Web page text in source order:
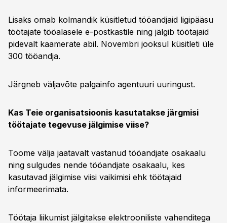
Lisaks omab kolmandik küsitletud tööandjaid ligipääsu
töötajate tööalasele e-postkastile ning jälgib töötajaid
pidevalt kaamerate abil. Novembri jooksul küsitleti üle
300 tööandja.
Järgneb väljavõte palgainfo agentuuri uuringust.
Kas Teie organisatsioonis kasutatakse järgmisi
töötajate tegevuse jälgimise viise?
Toome välja jaatavalt vastanud tööandjate osakaalu
ning sulgudes nende tööandjate osakaalu, kes
kasutavad jälgimise viisi vaikimisi ehk töötajaid
informeerimata.
Töötaja liikumist jälgitakse elektrooniliste vahenditega